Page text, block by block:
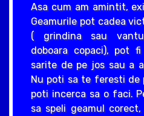
Asa cum am amintit,
Geamurile pot cadea
( grindina sau
doboara copaci), pot
sarite de pe jos sau a
Nu poti sa te feresti de
poti incerca sa o faci.
sa speli geamul